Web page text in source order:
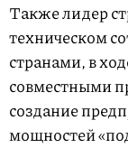
Также лидер
техническом
странами, в
совместными
создание
мощностей